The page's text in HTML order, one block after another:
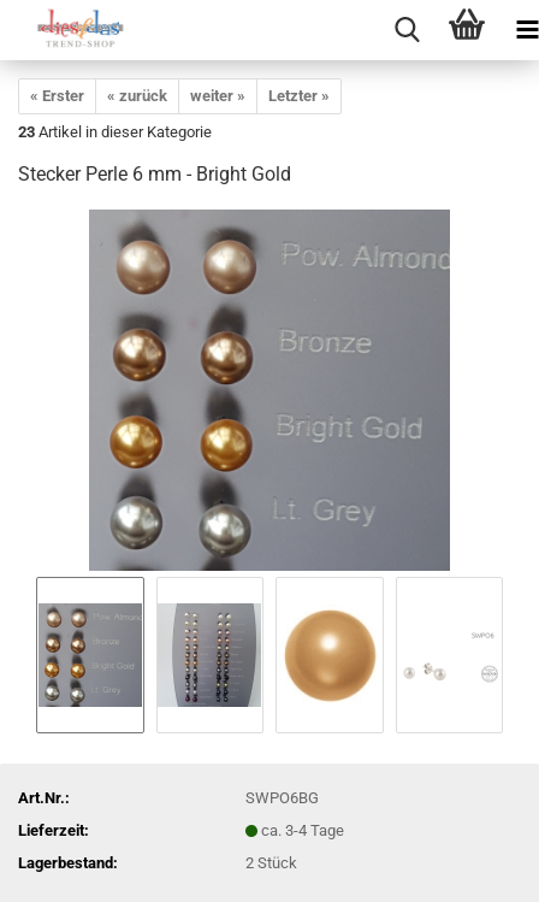
« Erster « zurück weiter »
Letzter »
23 Artikel in dieser Kategorie
Stecker Perle 6 mm - Bright Gold
Art.Nr.:
SWPO6BG
Lieferzeit:
ca. 3-4 Tage
Lagerbestand:
2Stück